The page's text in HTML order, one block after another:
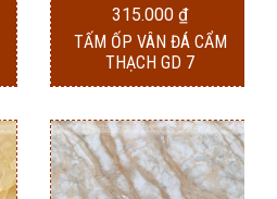
315.000 ₫
TẤM ỐP VÂN ĐÁ CẨM
THẠCH GD 7